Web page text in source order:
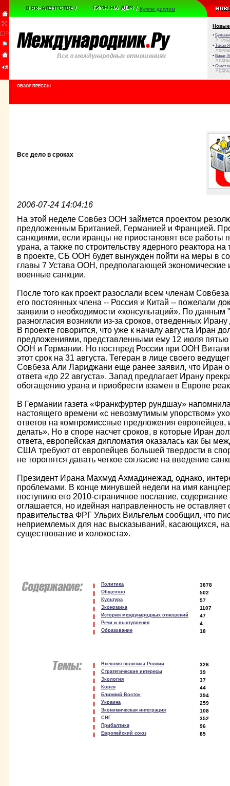
Куплю диплом
Новые
•
//
• Тихая
//
• Виват,
//
•
//
ОБЗОР ПРЕССЫ
Все дело в сроках
2006-07-24 14:04:16
На этой неделе Совбез ООН займется проектом
предложенным Британией, Германией и Францией.
санкциями, если иранцы не приостановят все работы
урана, а также по строительству ядерного реактора
в проекте, СБ ООН будет вынужден пойти на меры в
главы 7 Устава ООН, предполагающей экономические
военные санкции.
После того как проект разослали всем членам
его постоянных члена -- Россия и Китай -- пожелали
заявили о необходимости «консультаций». По данным
разногласия возникли из-за сроков, отведенных
В проекте говорится, что уже к началу августа Иран
предложениями, представленными ему 12 июля
ООН и Германии. Но постпред России при ООН
этот срок на 31 августа. Тегеран в лице своего
Совбеза Али Лариджани еще ранее заявил, что Иран
ответа «до 22 августа». Запад предлагает Ирану
обогащению урана и приобрести взамен в Европе
В Германии газета «Франкфуртер рундшау»
настоящего времени «с невозмутимым упорством»
ответов на компромиссные предложения европейцев,
делать». Но в споре насчет сроков, в которые Иран
ответа, европейская дипломатия оказалась как бы
США требуют от европейцев большей твердости в
не торопятся давать четкое согласие на введение
Президент Ирана Махмуд Ахмадинежад, однако,
проблемами. В конце минувшей недели на имя
поступило его 2010-страничное послание,
оглашается, но идейная направленность не
правительства ФРГ Ульрих Вильгельм сообщил, что
неприемлемых для нас высказываний, касающихся,
существование и холокоста».
Политика 3878
Общество 502
Культура 57
Экономика 1107
История международных отношений 47
Речи и выступления 4
Образование 18
Внешняя политика России 326
Стратегические интересы 39
Экология 37
Корея 44
Ближний Восток 394
Украина 259
Экономическая интеграция 108
СНГ 352
Прибалтика 96
Европейский союз 85